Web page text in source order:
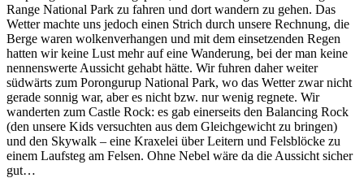
Range National Park zu fahren und dort wandern zu gehen. Das
Wetter machte uns jedoch einen Strich durch unsere Rechnung, die
Berge waren wolkenverhangen und mit dem einsetzenden Regen
hatten wir keine Lust mehr auf eine Wanderung, bei der man keine
nennenswerte Aussicht gehabt hätte. Wir fuhren daher weiter
südwärts zum Porongurup National Park, wo das Wetter zwar nicht
gerade sonnig war, aber es nicht bzw. nur wenig regnete. Wir
wanderten zum Castle Rock: es gab einerseits den Balancing Rock
(den unsere Kids versuchten aus dem Gleichgewicht zu bringen)
und den Skywalk – eine Kraxelei über Leitern und Felsblöcke zu
einem Laufsteg am Felsen. Ohne Nebel wäre da die Aussicht sicher
gut…